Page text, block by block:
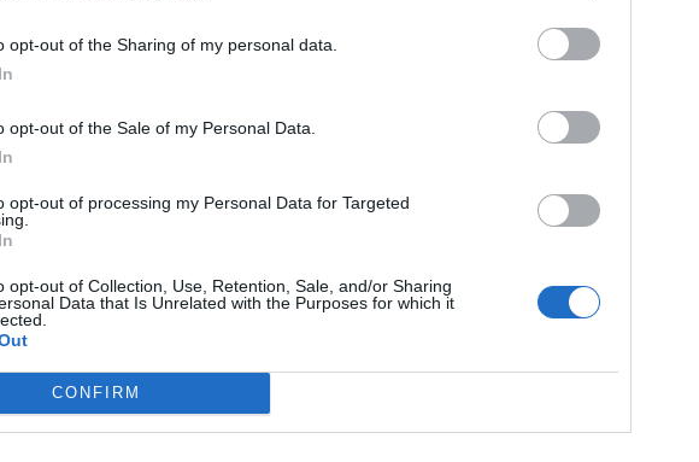
opt-out of the Sharing of my personal data.
opt-out of the Sale of my Personal Data.
opt-out of processing my Personal Data for Targeted
opt-out of Collection, Use, Retention, Sale, and/or Sharing
Data that Is Unrelated with the Purposes for which it
CONFIRM
krok 2
V miske rozšľahajte vajcia s cukrom, pridajte kakao, múku, maslo, namleté
Dobre premiešajte a pomaly vlejte do mlieka, akonáhle bude horúce.